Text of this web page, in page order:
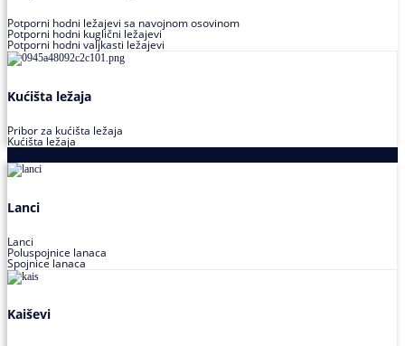
Potporni hodni ležajevi sa navojnom osovinom
Potporni hodni kuglični ležajevi
Potporni hodni valjkasti ležajevi
Kućišta ležaja
Pribor za kućišta ležaja
Kućišta ležaja
Lanci
Lanci
Poluspojnice lanaca
Spojnice lanaca
Kaiševi